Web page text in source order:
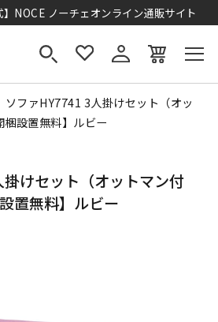
NOCE ノーチェオンライン通販サイト
ソファHY7741 3人掛けセット（オッ
梱設置無料】ルビー
けセット（オットマン付
置無料】ルビー